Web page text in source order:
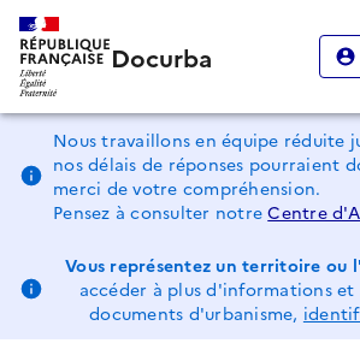
Docurba
Nous travaillons en équipe réduite
nos délais de réponses pourraient
merci de votre compréhension.
Pensez à consulter notreCentre
Vous représentez un territoire ou
accéder à plus d'informations et
documents d'urbanisme,